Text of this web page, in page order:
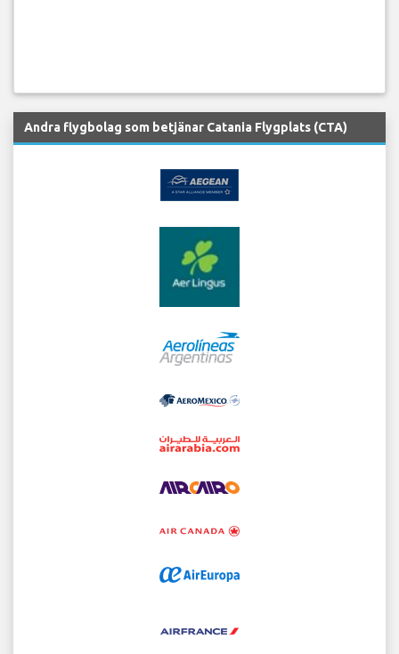
Andra flygbolag som betjänar Catania Flygplats (CTA)